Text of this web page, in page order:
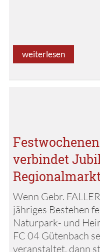
weiterlesen
verbindet
Wenn Gebr.
jähriges Bestehen
Naturpark- und
FC 04 Gütenbach
veranstaltet, dann